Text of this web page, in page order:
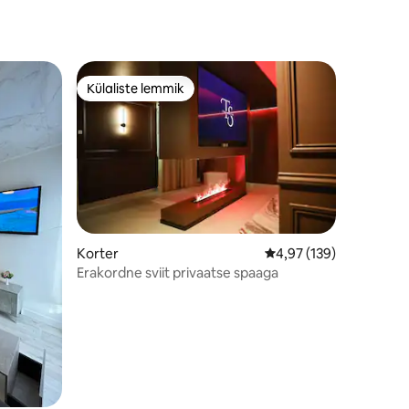
Külaliste lemmik
Külaliste lemmik
Korter Keskmine hinnang
4,97 (139)
Erakordne sviit privaatse spaaga